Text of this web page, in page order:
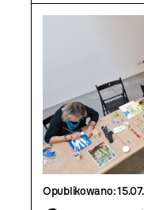
Opublikowano: